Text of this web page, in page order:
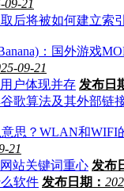
09-21
后将被如何建立索
：国外游戏
09-21
户体现并存 发布日
歌算法及其外部链
思？WLAN和WIFI
21
站关键词重心 发布
软件 发布日期：